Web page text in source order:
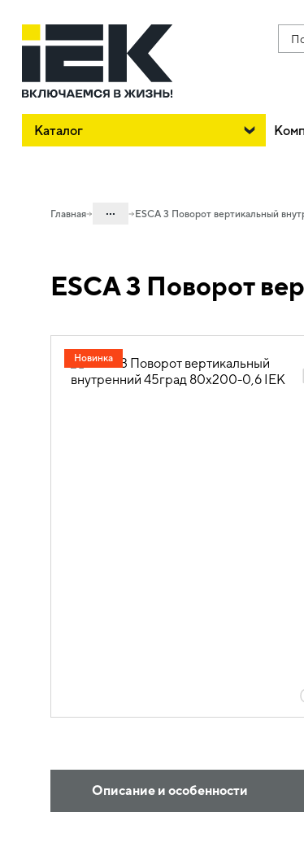
Каталог
Главная ...
05. Системы для прокладки кабеля
05.04 Кабельные лотки и аксессуары
05.04.04.03 Аксессуары для лотков
листовых ESCA
ESCA 3 Поворот вертикальный
ESCA 3 Поворот
Новинка
Описание и особенности